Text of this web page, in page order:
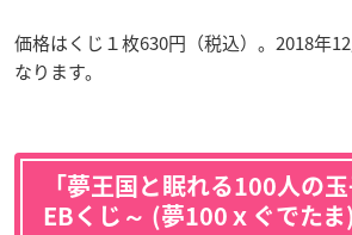
価格はくじ１枚630円（税込）。2018年
なります。
「夢王国と眠れる100人の
EBくじ～ (夢100ｘぐでたま)